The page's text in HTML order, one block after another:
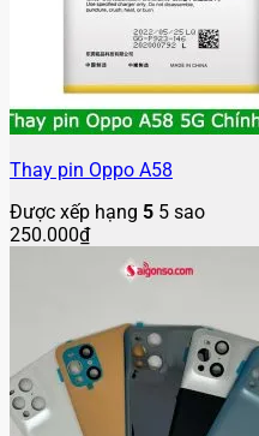
Thay pin Oppo A58
Được xếp hạng 5 5 sao
250.000₫